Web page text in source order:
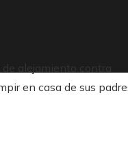
alejamiento contra
en casa de sus